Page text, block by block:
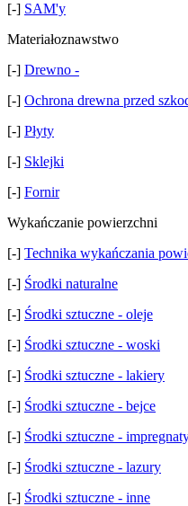
[-] SAM'y
Materiałoznawstwo
[-] Drewno -
[-] Ochrona drewna przed
[-] Płyty
[-] Sklejki
[-] Fornir
Wykańczanie powierzchni
[-] Technika wykańczania
[-] Środki naturalne
[-] Środki sztuczne - oleje
[-] Środki sztuczne - woski
[-] Środki sztuczne - lakiery
[-] Środki sztuczne - bejce
[-] Środki sztuczne -
[-] Środki sztuczne - lazury
[-] Środki sztuczne - inne